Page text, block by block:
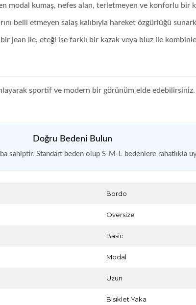
modal kumaş, nefes alan, terletmeyen ve konforlu bir
belli etmeyen salaş kalıbıyla hareket özgürlüğü
jean ile, eteği ise farklı bir kazak veya bluz ile
sportif ve modern bir görünüm elde
Doğru Bedeni Bulun
sahiptir. Standart beden olup S-M-L bedenlere rahatlıkla
Bordo
Oversize
Basic
Modal
Uzun
Bisiklet Yaka